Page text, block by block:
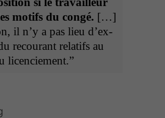
motifs du con­gé. […]
il n’y a pas lieu d’ex­
recourant relat­ifs au
licenciement.”